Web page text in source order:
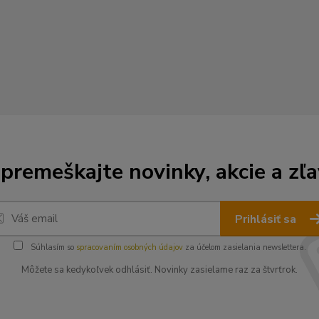
novinky, akcie a
Prihlásiť sa
Súhlasím so spracovaním osobných údajovza účelom zasielania newslettera.
Môžete sa kedykoľvek odhlásiť. Novinky zasielame raz za štvrťrok.